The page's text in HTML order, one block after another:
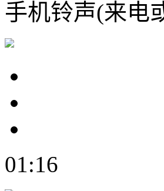
手机铃声(来电
01:16